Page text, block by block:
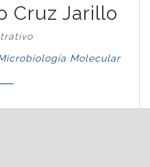
Cruz Jarillo
Molecular